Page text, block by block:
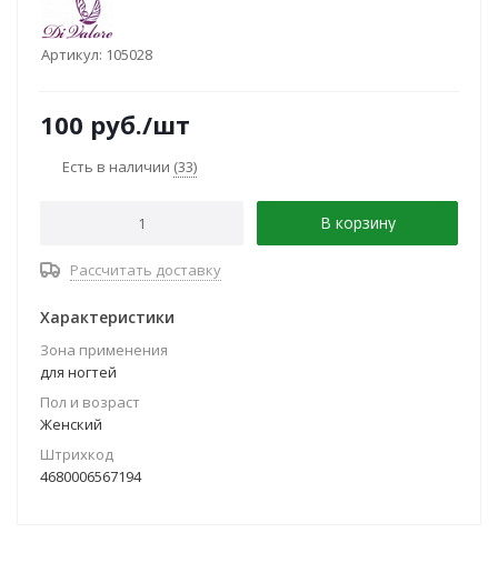
Артикул: 105028
100 руб./шт
Есть в наличии (33)
В корзину
Рассчитать доставку
Характеристики
Зона применения
для ногтей
Пол и возраст
Женский
Штрихкод
4680006567194